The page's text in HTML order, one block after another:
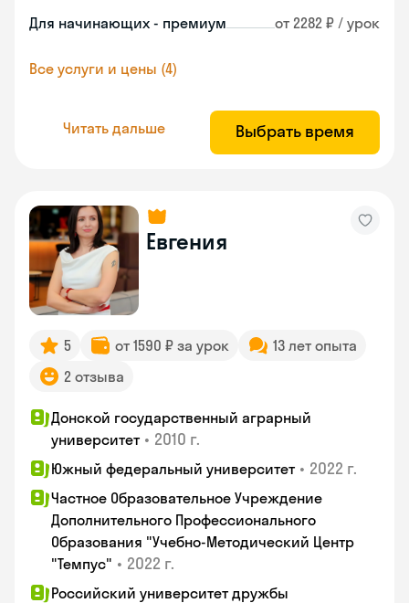
Для начинающих - премиум от 2282 ₽ / урок
Все услуги и цены (4)
Читать дальше Выбрать время
Евгения
5 от 1590 ₽ за урок
13 лет опыта
2 отзыва
Донской государственный аграрный
университет • 2010 г.
Южный федеральный университет • 2022 г.
Частное Образовательное Учреждение
Дополнительного Профессионального
Образования "Учебно-Методический Центр
"Темпус" • 2022 г.
Российский университет дружбы